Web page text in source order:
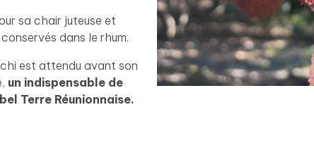
sa chair juteuse et
dans le rhum.
est attendu avant son
un indispensable de
Terre Réunionnaise.